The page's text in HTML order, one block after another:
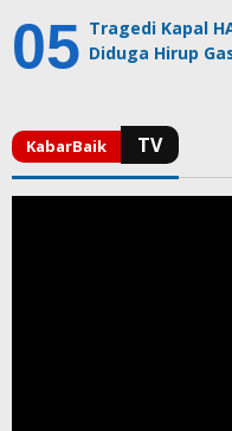
Tragedi Kapal
Diduga Hirup